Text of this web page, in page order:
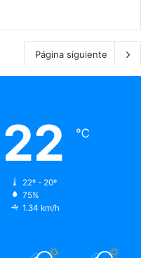
Página siguiente
22 ℃
22º - 20º
75%
1.34 km/h